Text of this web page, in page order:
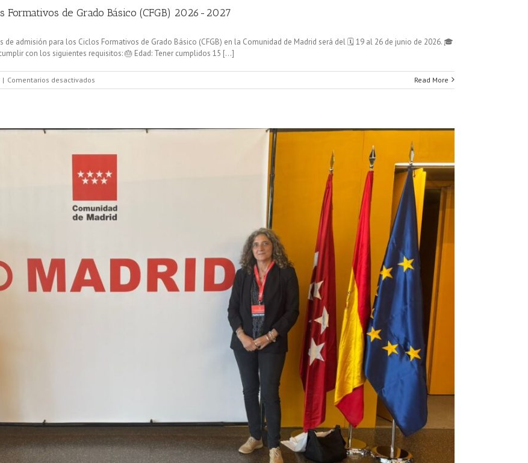
de Grado Básico (CFGB) 2026-2027
admisión para los Ciclos Formativos de Grado Básico (CFGB) en la Comunidad de Madrid será del 🗓️ 19 al 26 de junio de 2026. 🎓
con los siguientes requisitos: 🎂 Edad: Tener cumplidos 15 [...]
| Comentarios desactivados
📢
Formativos
Grado
Básico
(CFGB)
2026-
2027
Read More